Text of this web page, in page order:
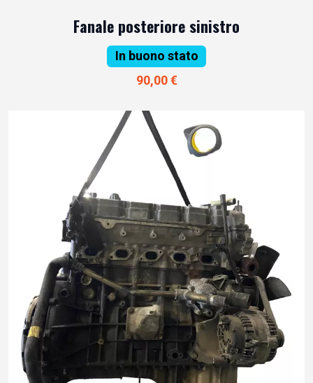
Fanale posteriore sinistro
In buono stato
90,00 €